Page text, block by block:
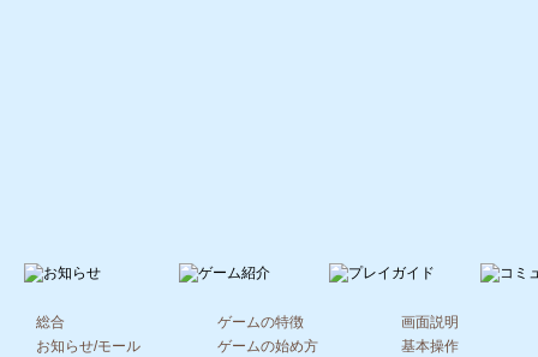
総合
お知らせ/モール
ゲームの特徴
ゲームの始め方
画面説明
基本操作